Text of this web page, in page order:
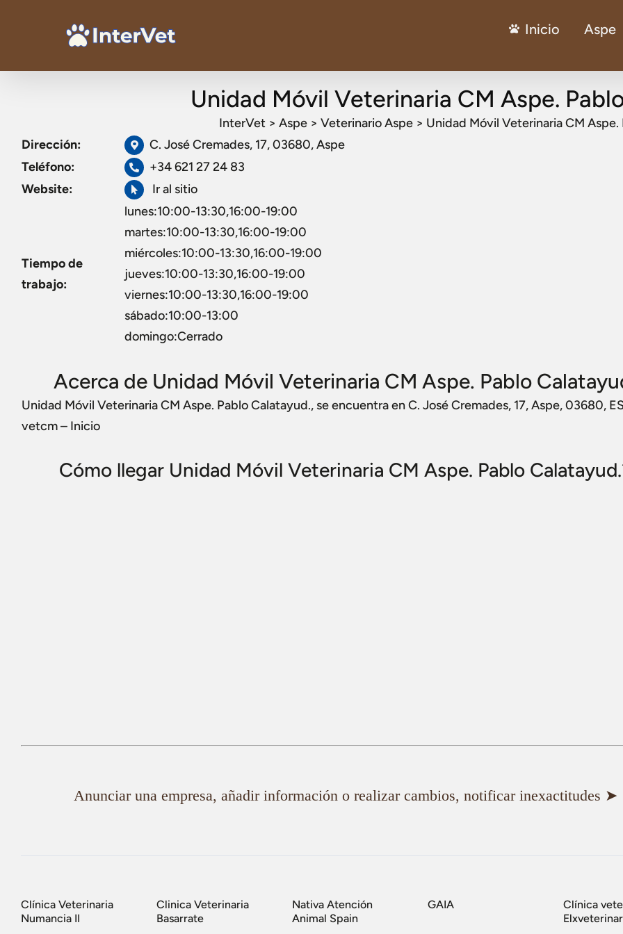
Inicio Aspe
Unidad Móvil Veterinaria CM Aspe.
InterVet > Aspe > Veterinario Aspe > Unidad Móvil Veterinaria CM Aspe.
Dirección:
C. José Cremades, 17, 03680, Aspe
Teléfono:
+34 621 27 24 83
Website:
Ir al sitio
Tiempo de
trabajo:
lunes:10:00-13:30,16:00-19:00
martes:10:00-13:30,16:00-19:00
miércoles:10:00-13:30,16:00-19:00
jueves:10:00-13:30,16:00-19:00
viernes:10:00-13:30,16:00-19:00
sábado:10:00-13:00
domingo:Cerrado
Acerca de Unidad Móvil Veterinaria CM Aspe. Pablo
Unidad Móvil Veterinaria CM Aspe. Pablo Calatayud., se encuentra en C. José Cremades, 17, Aspe, 03680, ES
vetcm – Inicio
Cómo llegar Unidad Móvil Veterinaria CM Aspe. Pablo
Anunciar una empresa, añadir información o realizar cambios, notificar inexactitudes ➤
Clínica Veterinaria
Numancia II
Clinica Veterinaria
Basarrate
Nativa Atención
Animal Spain
GAIA
Clínica